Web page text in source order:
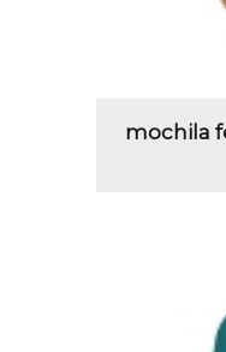
mochila